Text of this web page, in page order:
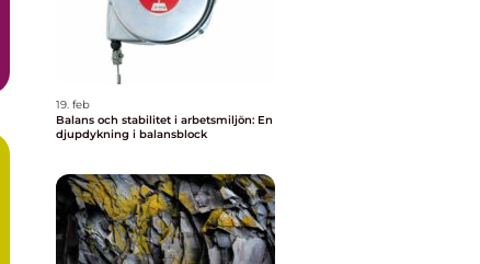
19. feb
Balans och stabilitet i arbetsmiljön: En
djupdykning i balansblock